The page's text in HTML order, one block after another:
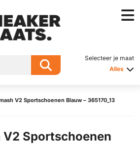
Selecteer je maat
Alles
V2 Sportschoenen Blauw – 365170_13
V2 Sportschoenen